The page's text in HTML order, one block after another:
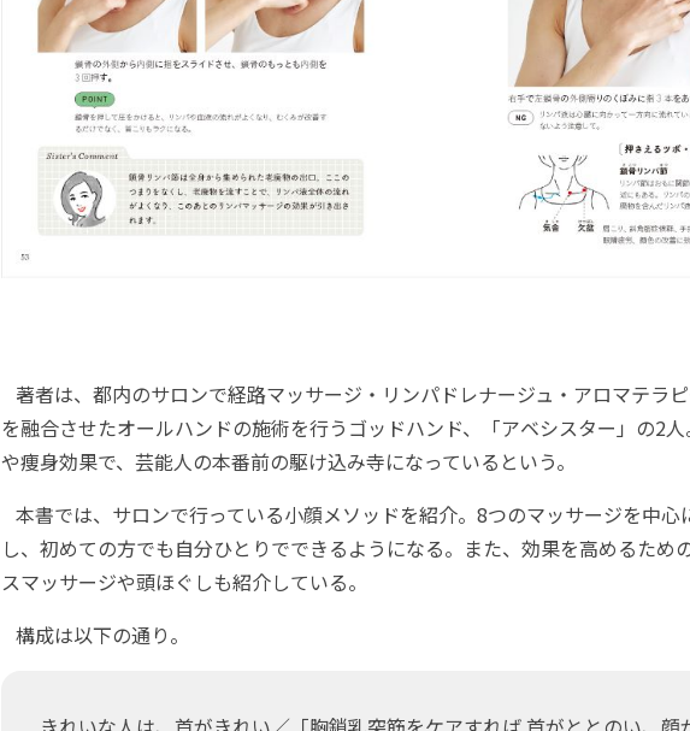
著者は、都内のサロンで経路マッサージ・リンパドレナージュ・アロマテラ
を融合させたオールハンドの施術を行うゴッドハンド、「アベシスター」の2
や痩身効果で、芸能人の本番前の駆け込み寺になっているという。
本書では、サロンで行っている小顔メソッドを紹介。8つのマッサージを中心
し、初めての方でも自分ひとりでできるようになる。また、効果を高めるため
スマッサージや頭ほぐしも紹介している。
構成は以下の通り。